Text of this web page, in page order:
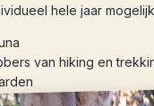
hele jaar
van hiking en